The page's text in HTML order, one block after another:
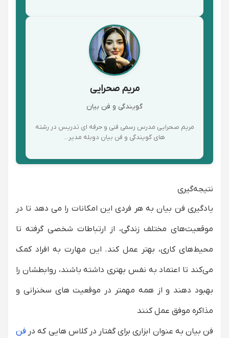
مریم صحرایی
گویندگی و فن بیان
مریم صحرایی مدرس رسمی فنی و حرفه ای تدریس در رشته
های گویندگی و فن بیان دوبله مدیر...
نتیجه‌گیری
یادگیری فن بیان به هر فردی این امکانات را می دهد تا در
موقعیت‌های مختلف زندگی، از ارتباطات شخصی گرفته تا
محیط‌های کاری، بهتر عمل کند. این مهارت به افراد کمک
می‌کند تا اعتماد به نفس بهتری داشته باشند، روابطشان را
بهبود دهند و از همه مهمتر در موقعیت های سخنرانی و
مذاکره موفق عمل کنند
فن بیان به عنوان ابزاری برای گفتار در کلاس هایی که در فن